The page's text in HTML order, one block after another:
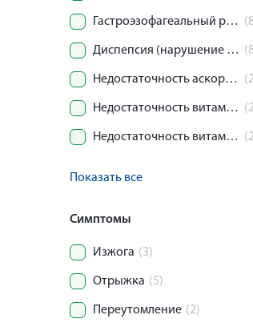
Гастроэзофагеальный рефлюкс
Диспепсия (нарушение пищеварения)
Недостаточность аскорбиновой кислоты
Недостаточность витамина D
Недостаточность витамина А
Показать все
Симптомы
Изжога (3)
Отрыжка (5)
Переутомление (2)